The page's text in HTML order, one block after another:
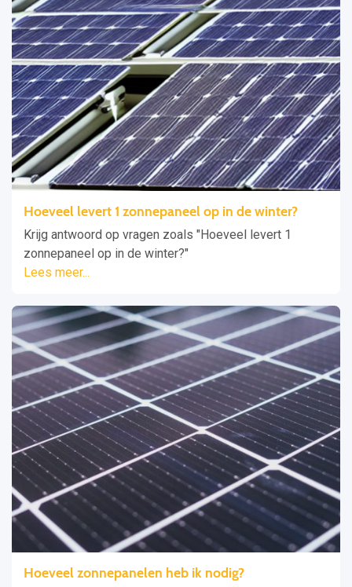
Hoeveel levert 1 zonnepaneel op in de winter?
Krijg antwoord op vragen zoals "Hoeveel levert 1
zonnepaneel op in de winter?"
Lees meer...
Hoeveel zonnepanelen heb ik nodig?